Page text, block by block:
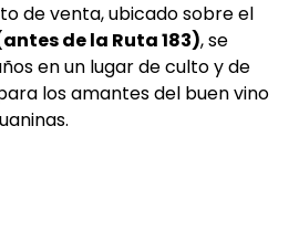
de venta, ubicado sobre el
de la Ruta 183), se
en un lugar de culto y de
los amantes del buen vino